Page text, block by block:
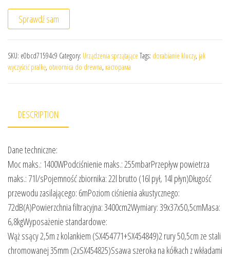
Sprawdź sam
SKU: e0bcd71594c9 Category: Urządzenia sprzątające Tags: dorabianie kluczy, jak
wyczyścić pralkę, otwornica do drewna, касторама
DESCRIPTION
Dane techniczne:
Moc maks.: 1400WPodciśnienie maks.: 255mbarPrzepływ powietrza
maks.: 71l/sPojemność zbiornika: 22l brutto (16l pył, 14l płyn)Długość
przewodu zasilającego: 6mPoziom ciśnienia akustycznego:
72dB(A)Powierzchnia filtracyjna: 3400cm2Wymiary: 39x37x50,5cmMasa:
6,8kgWyposażenie standardowe:
Wąż ssący 2,5m z kolankiem (SX454771+SX454849)2 rury 50,5cm ze stali
chromowanej 35mm (2xSX454825)Ssawa szeroka na kółkach z wkładami